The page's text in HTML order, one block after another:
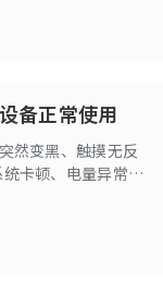
备正常使用
然变黑、触摸无反
卡顿、电量异常、